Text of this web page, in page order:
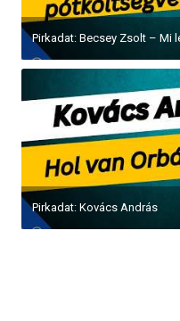
Pirkadat: Becsey Zsolt – Mi
Pirkadat: Kovács András